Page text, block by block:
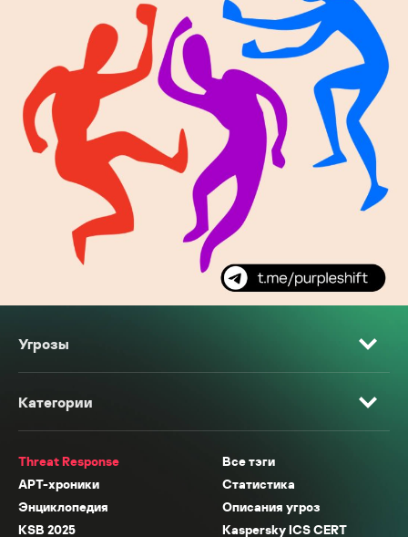
Угрозы
Категории
Threat Response
Все тэги
APT-хроники
Статистика
Энциклопедия
Описания угроз
KSB 2025
Kaspersky ICS CERT